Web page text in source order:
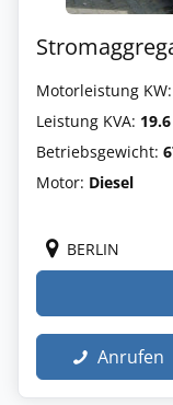
Motorleistung KW:
Leistung KVA:
Betriebsgewicht:
Motor: Diesel
BERLIN
Anrufen